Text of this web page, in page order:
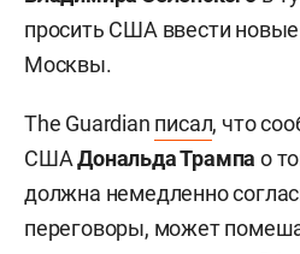
просить США ввести
Москвы.
The Guardian писал, что
СШАДональда Трампа о
должна немедленно
переговоры, может